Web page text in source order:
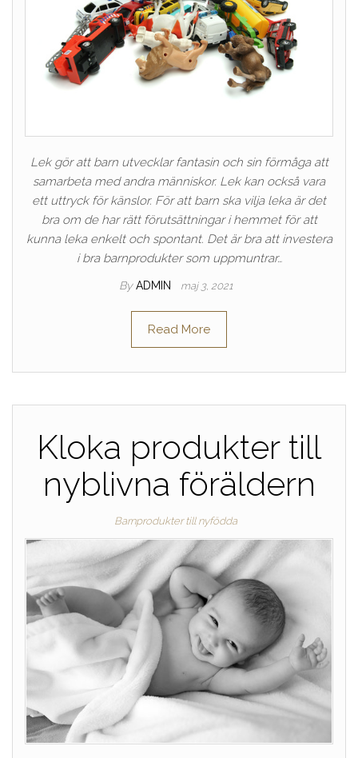
Lek gör att barn utvecklar fantasin och sin förmåga att
samarbeta med andra människor. Lek kan också vara
ett uttryck för känslor. För att barn ska vilja leka är det
bra om de har rätt förutsättningar i hemmet för att
kunna leka enkelt och spontant. Det är bra att investera
i bra barnprodukter som uppmuntrar…
By ADMIN maj 3, 2021
Read More
Kloka produkter till
nyblivna föräldern
Barnprodukter till nyfödda